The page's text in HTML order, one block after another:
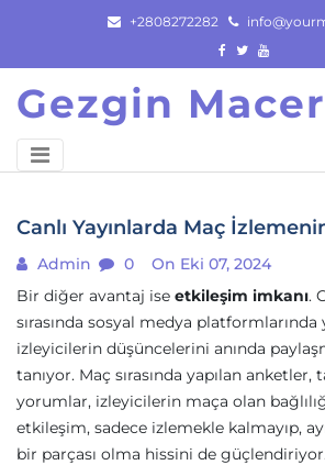
content
+2808272282
Gezgin
Canlı Yayınlarda Maç
Admin 0
On Eki 07, 2024
Bir diğer avantaj ise etkileşim imkanı.
sırasında sosyal medya
izleyicilerin düşüncelerini anında
tanıyor. Maç sırasında yapılan
yorumlar, izleyicilerin maça olan
etkileşim, sadece izlemekle kalmayıp,
bir parçası olma hissini de